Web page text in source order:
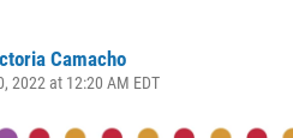
Camacho
2022 at 12:20 AM EDT